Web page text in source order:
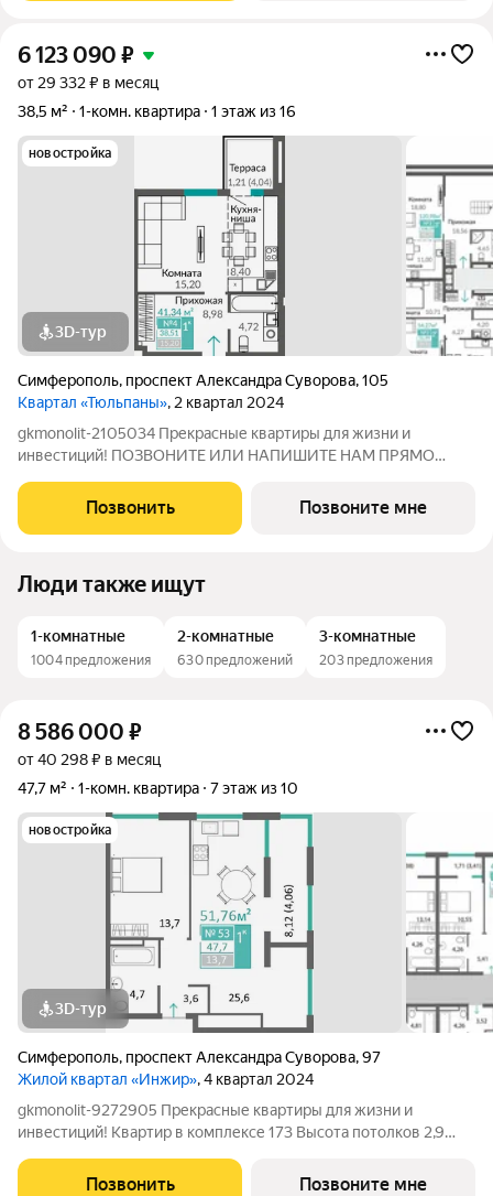
6 123 090 ₽
от 29 332 ₽ в месяц
38,5 м²
1-комн. квартира 1 этаж из 16
новостройка
3D-тур
Симферополь, проспект Александра Суворова,105
Квартал «Тюльпаны», 2 квартал 2024
gkmonolit-2105034 Прекрасные квартиры для жизни и
инвестиций! ПОЗВОНИТЕ ИЛИ НАПИШИТЕ НАМ ПРЯМО
ОГРАНИЧЕНО! Планируемый срок ввода в эксплуатацию: 1
квартал 2024 года. О КОМПЛЕКСЕ. Жилой квартал «Тюльпаны»
Позвонить Позвоните мне
Люди также ищут
1-комнатные
1004 предложения
2-комнатные
630 предложений
3-комнатные
203 предложения
8 586 000 ₽
от 40 298 ₽ в месяц
47,7 м²
1-комн. квартира 7 этаж из 10
новостройка
3D-тур
Симферополь, проспект Александра Суворова,97
Жилой квартал «Инжир», 4 квартал 2024
gkmonolit-9272905 Прекрасные квартиры для жизни и
инвестиций! Квартир в комплексе 173 Высота потолков 2,9
ПОЗВОНИТЕ НАМ ПРЯМО СЕЙЧАС ДЛЯ КОНСУЛЬТАЦИИ,
Позвонить Позвоните мне